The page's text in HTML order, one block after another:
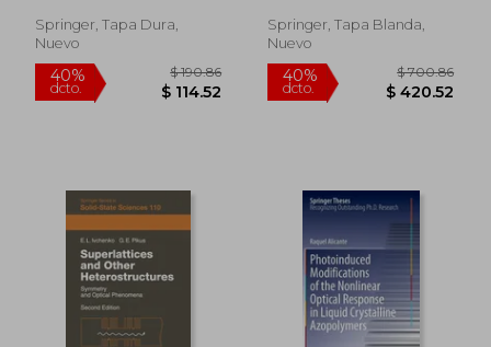
45%
dcto.
$ 460.67 40%
dcto.
Application
Springer, Tapa Dura,
Nuevo
Springer, Tapa Blanda,
Nuevo